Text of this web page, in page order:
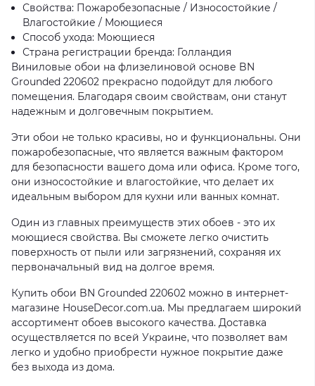
Свойства: Пожаробезопасные / Износостойкие /
Влагостойкие / Моющиеся
Способ ухода: Моющиеся
Страна регистрации бренда: Голландия
Виниловые обои на флизелиновой основе BN
Grounded 220602 прекрасно подойдут для любого
помещения. Благодаря своим свойствам, они станут
надежным и долговечным покрытием.
Эти обои не только красивы, но и функциональны. Они
пожаробезопасные, что является важным фактором
для безопасности вашего дома или офиса. Кроме того,
они износостойкие и влагостойкие, что делает их
идеальным выбором для кухни или ванных комнат.
Один из главных преимуществ этих обоев - это их
моющиеся свойства. Вы сможете легко очистить
поверхность от пыли или загрязнений, сохраняя их
первоначальный вид на долгое время.
Купить обои BN Grounded 220602 можно в интернет-
магазине HouseDecor.com.ua. Мы предлагаем широкий
ассортимент обоев высокого качества. Доставка
осуществляется по всей Украине, что позволяет вам
легко и удобно приобрести нужное покрытие даже
без выхода из дома.